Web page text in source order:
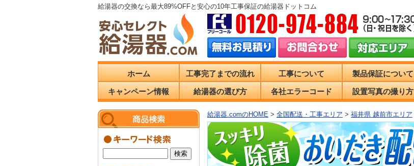
給湯器の交換なら最大89%OFFと安心の10年工事保証の給湯器ドットコム
ホーム 工事完了までの流れ 工事について 製品保証について
キャンペーン情報 給湯器の選び方 各社エラーコード 設置写真の撮り方
給湯器.comのHOME > 全国配送・工事エリア > 福井県 越前市エリア